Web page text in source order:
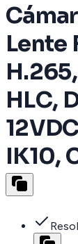
Lente
HLC,
IK10,